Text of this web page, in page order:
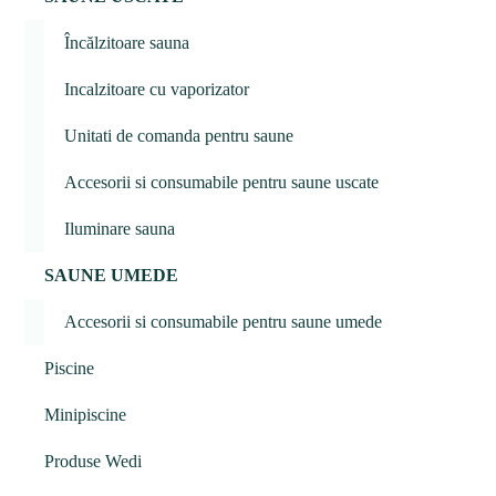
Încălzitoare sauna
Incalzitoare cu vaporizator
Unitati de comanda pentru saune
Accesorii si consumabile pentru saune uscate
Iluminare sauna
SAUNE UMEDE
Accesorii si consumabile pentru saune umede
Piscine
Minipiscine
Produse Wedi